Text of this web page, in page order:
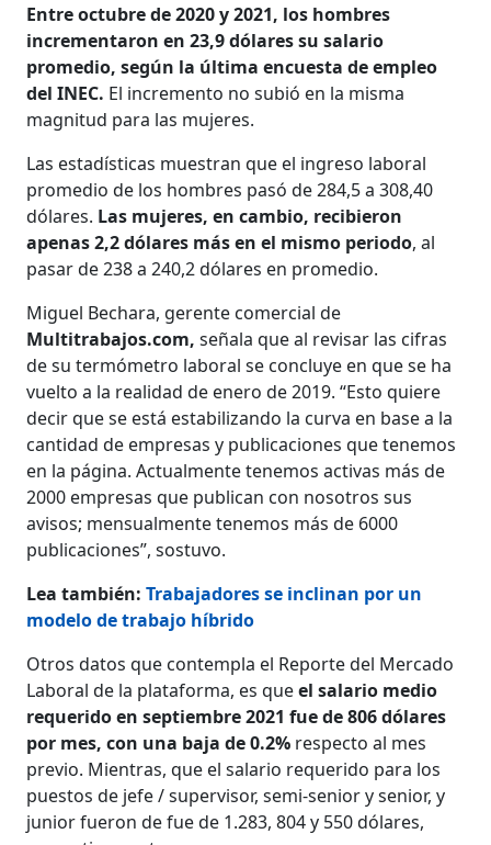
Entre octubre de 2020 y 2021, los hombres
incrementaron en 23,9 dólares su salario
promedio, según la última encuesta de empleo
del INEC. El incremento no subió en la misma
magnitud para las mujeres.
Las estadísticas muestran que el ingreso laboral
promedio de los hombres pasó de 284,5 a 308,40
dólares. Las mujeres, en cambio, recibieron
apenas 2,2 dólares más en el mismo periodo, al
pasar de 238 a 240,2 dólares en promedio.
Miguel Bechara, gerente comercial de
Multitrabajos.com, señala que al revisar las cifras
de su termómetro laboral se concluye en que se ha
vuelto a la realidad de enero de 2019. “Esto quiere
decir que se está estabilizando la curva en base a la
cantidad de empresas y publicaciones que tenemos
en la página. Actualmente tenemos activas más de
2000 empresas que publican con nosotros sus
avisos; mensualmente tenemos más de 6000
publicaciones”, sostuvo.
Lea también:Trabajadores se inclinan por un
modelo de trabajo híbrido
Otros datos que contempla el Reporte del Mercado
Laboral de la plataforma, es queel salario medio
requerido en septiembre 2021 fue de 806 dólares
por mes, con una baja de 0.2% respecto al mes
previo. Mientras, que el salario requerido para los
puestos de jefe / supervisor, semi-senior y senior, y
junior fueron de fue de 1.283, 804 y 550 dólares,